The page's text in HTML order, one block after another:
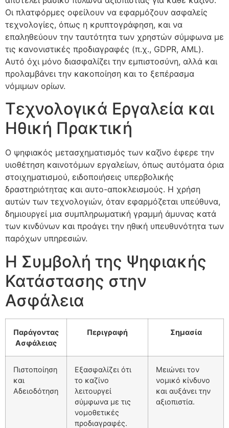
Οι πλατφόρμες οφείλουν να εφαρμόζουν ασφαλείς
τεχνολογίες, όπως η κρυπτογράφηση, και να
επαληθεύουν την ταυτότητα των χρηστών σύμφωνα με
τις κανονιστικές προδιαγραφές (π.χ., GDPR, AML).
Αυτό όχι μόνο διασφαλίζει την εμπιστοσύνη, αλλά και
προλαμβάνει την κακοποίηση και το ξεπέρασμα
νόμιμων ορίων.
Τεχνολογικά Εργαλεία και
Ηθική Πρακτική
Ο ψηφιακός μετασχηματισμός των καζίνο έφερε την
υιοθέτηση καινοτόμων εργαλείων, όπως αυτόματα όρια
στοιχηματισμού, ειδοποιήσεις υπερβολικής
δραστηριότητας και αυτο-αποκλεισμούς. Η χρήση
αυτών των τεχνολογιών, όταν εφαρμόζεται υπεύθυνα,
δημιουργεί μια συμπληρωματική γραμμή άμυνας κατά
των κινδύνων και προάγει την ηθική υπευθυνότητα των
παρόχων υπηρεσιών.
Η Συμβολή της Ψηφιακής
Κατάστασης στην
Ασφάλεια
Παράγοντας
Ασφάλειας
Περιγραφή Σημασία
Πιστοποίηση
και
Αδειοδότηση
Εξασφαλίζει ότι
το καζίνο
λειτουργεί
σύμφωνα με τις
νομοθετικές
προδιαγραφές.
Μειώνει τον
νομικό κίνδυνο
και αυξάνει την
αξιοπιστία.